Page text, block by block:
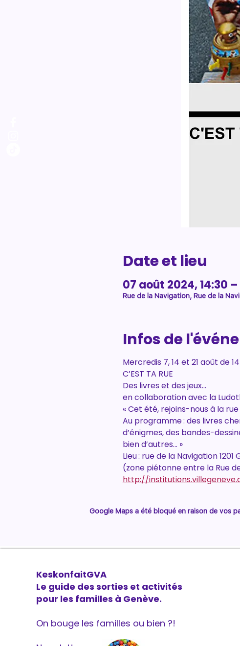
Date et lieu
07 août 2024, 14:30 –
Rue de la Navigation, Rue de la
Infos de
Mercredis 7, 14 et 21 août de
C’EST TA RUE
Des livres et des jeux...
en collaboration avec la
« Cet été, rejoins-nous à la
Au programme : des livres
d’énigmes, des bandes-
bien d’autres… »
Lieu : rue de la Navigation
(zone piétonne entre la Rue
http://
Google Maps a été bloqué en raison de vos
KeskonfaitGVA
Le guide des sorties et activités
pour les familles à Genève.
On bouge les familles ou bien ?!